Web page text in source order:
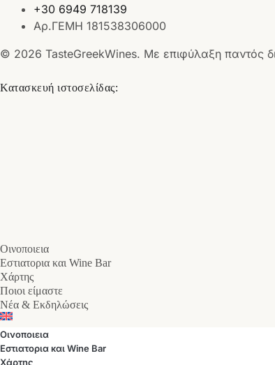
+30 6949 718139
Αρ.ΓΕΜΗ 181538306000
© 2026 TasteGreekWines. Με επιφύλαξη παντός
Κατασκευή ιστοσελίδας:
Οινοποιεια
Εστιατορια και Wine Bar
Χάρτης
Ποιοι είμαστε
Νέα & Εκδηλώσεις
Οινοποιεια
Εστιατορια και Wine Bar
Χάρτης